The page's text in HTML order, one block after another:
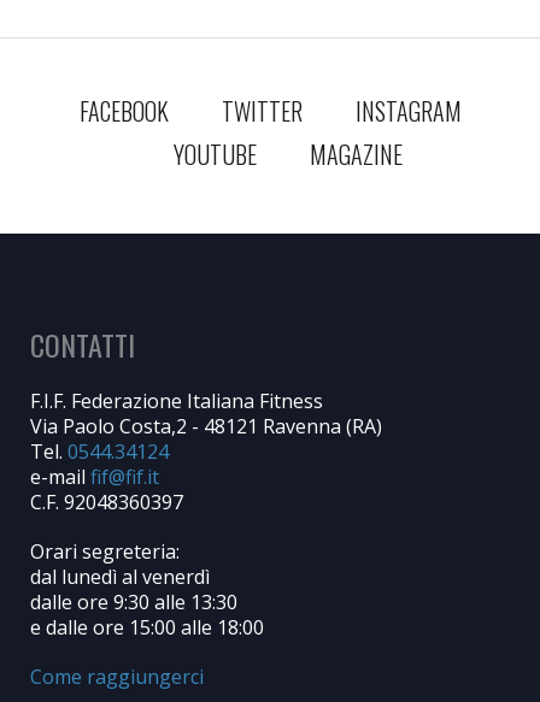
FACEBOOK TWITTER
INSTAGRAM
YOUTUBE
MAGAZINE
CONTATTI
F.I.F. Federazione Italiana Fitness
Via Paolo Costa,2 - 48121 Ravenna (RA)
Tel. 0544.34124
e-mail
C.F. 92048360397
Orari segreteria:
dal lunedì al venerdì
dalle ore 9:30 alle 13:30
e dalle ore 15:00 alle 18:00
Come raggiungerci